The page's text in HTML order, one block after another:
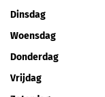
Dinsdag
Woensdag
Donderdag
Vrijdag